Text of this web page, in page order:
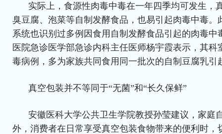
实际上，食源性肉毒中毒在一年四季均可发生，
臭豆腐、泡菜等自制发酵食品，也易引起肉毒中毒。
系统也识别过多例因食用自制发酵食品引起的肉毒中
医院急诊医学部急诊内科主任医师杨宇霞表示，其
毒病例，多为家族共同食用同一批次的自制豆腐乳引
真空包装并不等同于“无菌”和“长久保鲜”
安徽医科大学公共卫生学院教授孙莹建议，家庭
外，消费者在日常享受真空包装食物带来的便利时，